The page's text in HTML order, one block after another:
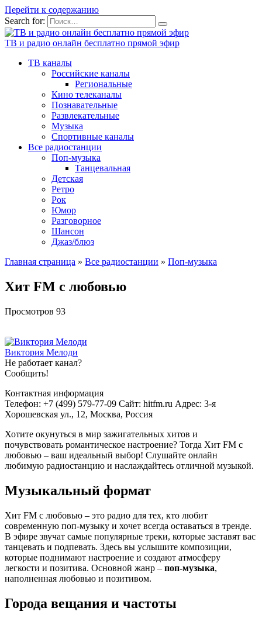
Перейти к содержанию
Search for:
ТВ и радио онлайн бесплатно прямой эфир
ТВ каналы
Российские каналы
Региональные
Кино телеканалы
Познавательные
Развлекательные
Музыка
Спортивные каналы
Все радиостанции
Поп-музыка
Танцевальная
Детская
Ретро
Рок
Юмор
Разговорное
Шансон
Джаз/блюз
Главная страница » Все радиостанции » Поп-музыка
Хит FM с любовью
Просмотров 93
Виктория Мелоди
Не работает канал?
Сообщить!
Контактная информация
Телефон: +7 (499) 579-77-09 Сайт: hitfm.ru Адрес: 3-я
Хорошевская ул., 12, Москва, Россия
Хотите окунуться в мир зажигательных хитов и
почувствовать романтическое настроение? Тогда Хит FM с
любовью – ваш идеальный выбор! Слушайте онлайн
любимую радиостанцию и наслаждайтесь отличной музыкой.
Музыкальный формат
Хит FM с любовью – это радио для тех, кто любит
современную поп-музыку и хочет всегда оставаться в тренде.
В эфире звучат самые популярные треки, которые заставят вас
танцевать и подпевать. Здесь вы услышите композиции,
которые поднимают настроение и создают атмосферу
легкости и позитива. Основной жанр – поп-музыка,
наполненная любовью и позитивом.
Города вещания и частоты